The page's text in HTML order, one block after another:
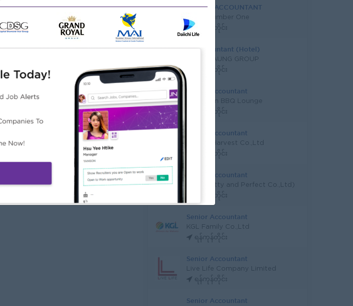
အခွင့်အလမ်းများ
ရာထူးတိုးမြှင့်ရန်အခွင့်အလမ်းများ
လုပ်ငန်းကျွမ်းကျင်မှုမြှင့်တင်ရေး
သင်တန်းများတက်ရောက်နိုင်ခွင့်
ကျွမ်းကျင်မှုအသစ်များနှင့်နည်းပညာ
အသစ်များကိုသင်ယူလေ့လာနိုင်
SENIOR ACCOUNTANT
Good Number One
ရန်ကုန်တိုင်း
Sr. Accountant (Hotel)
SHWE TAUNG GROUP
ရန်ကုန်တိုင်း
Senior Accountant
Yone Shin BBQ Lounge
ရန်ကုန်တိုင်း
Senior Accountant
Golden Harvest Co.,Ltd
ရန်ကုန်တိုင်း
Senior Accountant
P&P(Pretty and Perfect Co.,Ltd)
ရန်ကုန်တိုင်း
Senior Accountant
KGL Family Co.,Ltd
ရန်ကုန်တိုင်း
Senior Accountant
Live Life Company Limited
ရန်ကုန်တိုင်း
Senior Accountant